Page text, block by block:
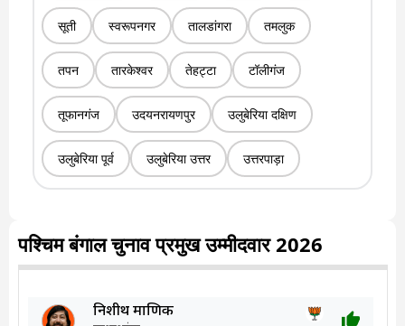
सूती स्वरूपनगर तालडांगरा तमलुक
तपन तारकेश्वर तेहट्टा टॉलीगंज
तूफानगंज उदयनरायणपुर उलुबेरिया दक्षिण
उलुबेरिया पूर्व उलुबेरिया उत्तर उत्तरपाड़ा
पश्चिम बंगाल चुनाव प्रमुख उम्मीदवार 2026